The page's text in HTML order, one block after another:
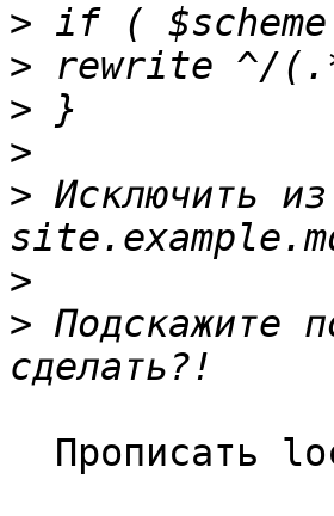
>
> rewrite ^/
>
>
> Исключить
>
> Подскажите